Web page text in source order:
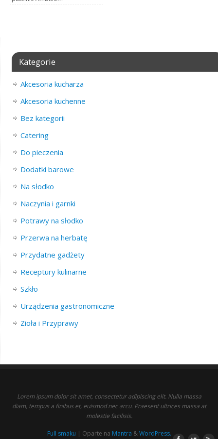
Kategorie
Akcesoria kucharza
Akcesoria kuchenne
Bez kategorii
Catering
Do pieczenia
Dodatki barowe
Na słodko
Naczynia i garnki
Potrawy na słodko
Przerwa na herbatę
Przydatne gadżety
Receptury kulinarne
Szkło
Urządzenia gastronomiczne
Zioła i Przyprawy
Lorem ipsum dolor sit amet, consectetur adipiscing elit. Nulla massa
diam, tempus a finibus et, euismod nec arcu. Praesent ultrices massa at
molestie facilisis.
Full smaku | Oparte na Mantra &WordPress.